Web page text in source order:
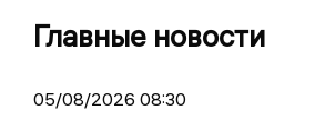
Главные новости
05/08/2026 08:30